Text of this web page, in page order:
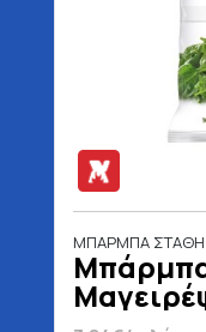
ΜΠΑΡΜΠΑ